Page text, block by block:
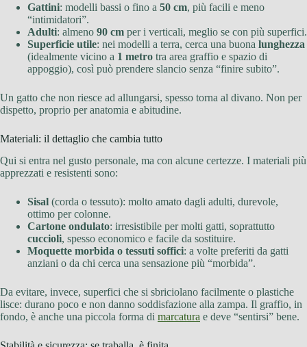
Gattini: modelli bassi o fino a 50 cm, più facili e meno
“intimidatori”.
Adulti: almeno 90 cm per i verticali, meglio se con più superfici.
Superficie utile: nei modelli a terra, cerca una buona lunghezza
(idealmente vicino a 1 metro tra area graffio e spazio di
appoggio), così può prendere slancio senza “finire subito”.
Un gatto che non riesce ad allungarsi, spesso torna al divano. Non per
dispetto, proprio per anatomia e abitudine.
Materiali: il dettaglio che cambia tutto
Qui si entra nel gusto personale, ma con alcune certezze. I materiali più
apprezzati e resistenti sono:
Sisal (corda o tessuto): molto amato dagli adulti, durevole,
ottimo per colonne.
Cartone ondulato: irresistibile per molti gatti, soprattutto
cuccioli, spesso economico e facile da sostituire.
Moquette morbida o tessuti soffici: a volte preferiti da gatti
anziani o da chi cerca una sensazione più “morbida”.
Da evitare, invece, superfici che si sbriciolano facilmente o plastiche
lisce: durano poco e non danno soddisfazione alla zampa. Il graffio, in
fondo, è anche una piccola forma di marcatura e deve “sentirsi” bene.